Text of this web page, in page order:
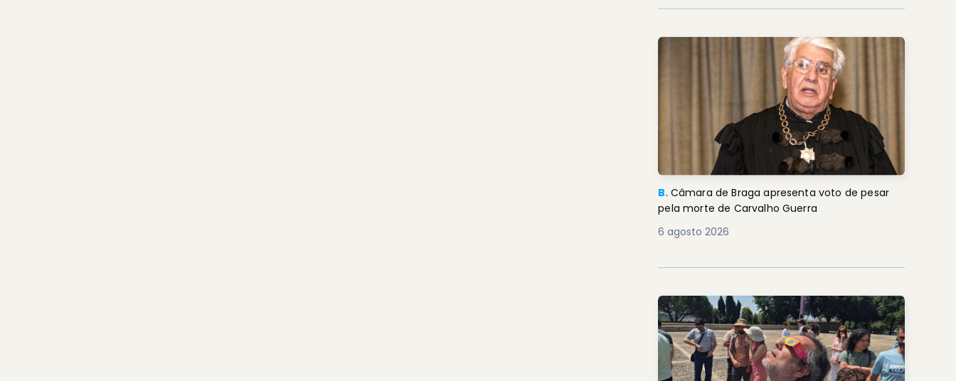
B. Câmara de Braga apresenta voto de pesar
pela morte de Carvalho Guerra
6 agosto 2026